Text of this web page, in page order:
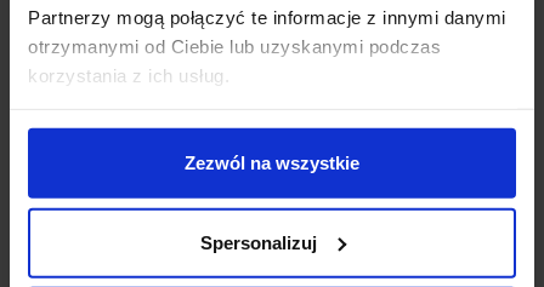
Partnerzy mogą połączyć te informacje z innymi danymi
otrzymanymi od Ciebie lub uzyskanymi podczas
korzystania z ich usług.
Zezwól na wszystkie
Spersonalizuj
kreatywność wizerunku.
Jak dobrać idealny kształt
paznokci do długości